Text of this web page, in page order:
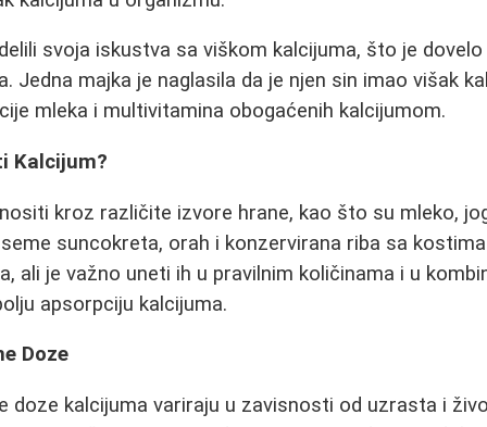
svoja iskustva sa viškom kalcijuma, što je
Jedna majka je naglasila da je njen sin imao višak
mleka i multivitamina obogaćenih kalcijumom.
Kalcijum?
kroz različite izvore hrane, kao što su mleko,
suncokreta, orah i konzervirana riba sa
ali je važno uneti ih u pravilnim količinama i u
apsorpciju kalcijuma.
Doze
doze kalcijuma variraju u zavisnosti od uzrasta i